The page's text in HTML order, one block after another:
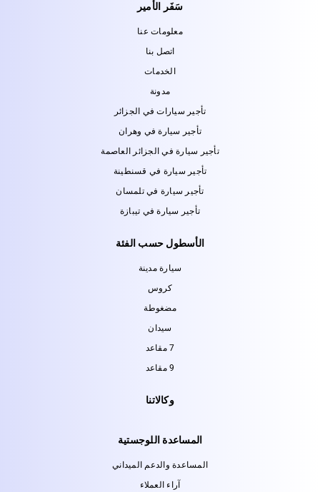
سَفَر الأمير
معلومات عنا
اتصل بنا
الخدمات
مدونة
تأجير سيارات في الجزائر
تأجير سيارة في وهران
تأجير سيارة في الجزائر العاصمة
تأجير سيارة في قسنطينة
تأجير سيارة في تلمسان
تأجير سيارة في تيبازة
الأسطول حسب الفئة
سيارة مدينة
كروس
مضغوطة
سيدان
7 مقاعد
9 مقاعد
وكالاتنا
المساعدة اللوجستية
المساعدة والدعم الميداني
آراء العملاء